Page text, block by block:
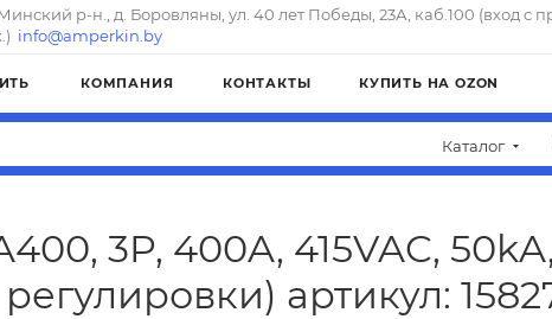
р-н., д. Боровляны, ул. 40 лет Победы, 23А, каб.100 (вход с
info@amperkin.by
КОМПАНИЯ КОНТАКТЫ КУПИТЬ НА OZON
Каталог
3P, 400A, 415VAC,
артикул: